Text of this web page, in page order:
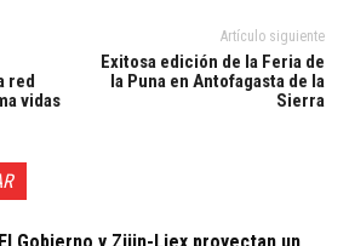
red
vidas
Artículo siguiente
Exitosa edición de la Feria de
la Puna en Antofagasta de la
Sierra
El Gobierno y Zijin-Liex proyectan un